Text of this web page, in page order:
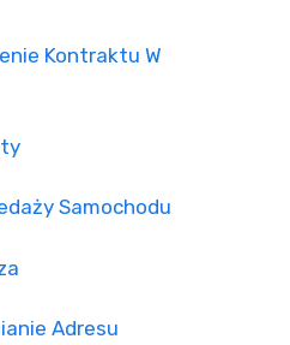
Kontraktu W
Samochodu
Adresu